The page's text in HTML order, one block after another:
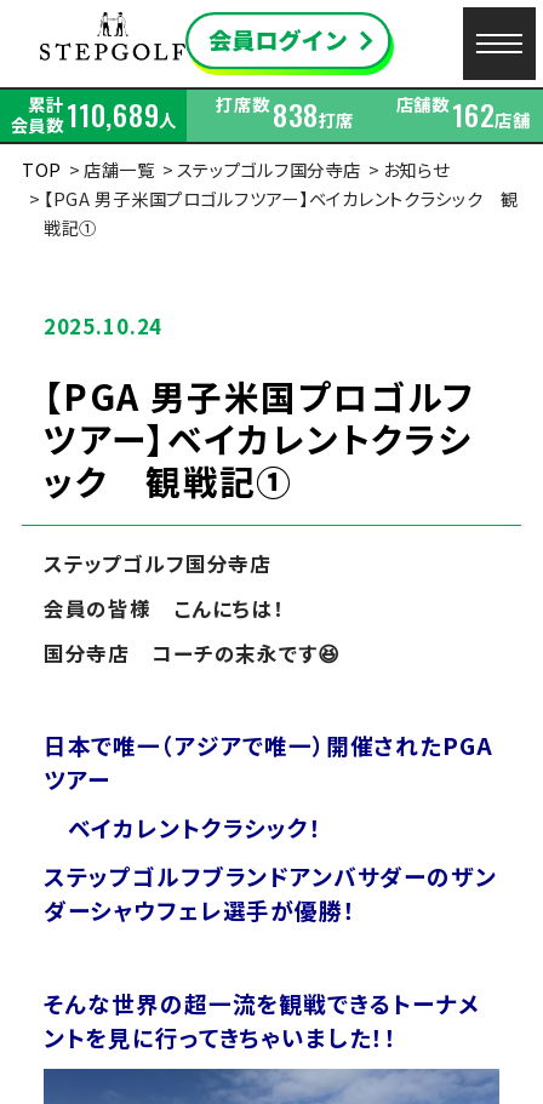
累計
会員数110,689人
打席数838打席
店舗数162店舗
TOP
店舗一覧 ステップゴルフ国分寺店
お知らせ
【PGA 男子米国プロゴルフツアー】ベイカレントクラシック 観
戦記①
2025.10.24
【PGA 男子米国プロゴルフ
ツアー】ベイカレントクラシ
ック 観戦記①
ステップゴルフ国分寺店
会員の皆様 こんにちは！
国分寺店 コーチの末永です😆
日本で唯一（アジアで唯一）開催されたPGA
ツアー
ベイカレントクラシック！
ステップゴルフブランドアンバサダーのザン
ダーシャウフェレ選手が優勝！
そんな世界の超一流を観戦できるトーナメ
ントを見に行ってきちゃいました！！